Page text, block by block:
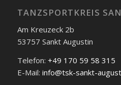
TANZSPORTKREIS
Am Kreuzeck 2b
53757 Sankt Augustin
Telefon: +49 170 59 58 315
E-Mail: info@tsk-sankt-